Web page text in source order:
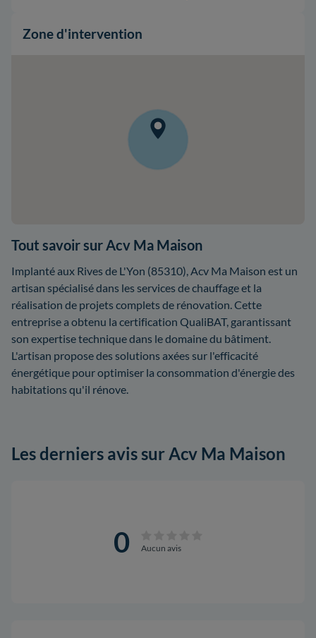
Zone d'intervention
Tout savoir sur Acv Ma Maison
Implanté aux Rives de L'Yon (85310), Acv Ma Maison est un
artisan spécialisé dans les services de chauffage et la
réalisation de projets complets de rénovation. Cette
entreprise a obtenu la certification QualiBAT, garantissant
son expertise technique dans le domaine du bâtiment.
L'artisan propose des solutions axées sur l'efficacité
énergétique pour optimiser la consommation d'énergie des
habitations qu'il rénove.
Les derniers avis sur Acv Ma Maison
0 Aucun avis